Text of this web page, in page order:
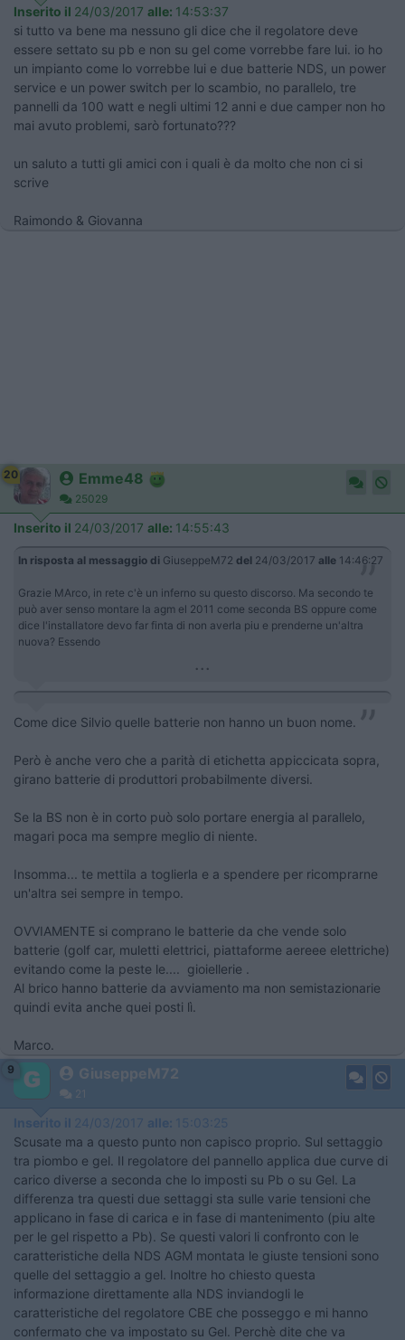
Inserito il 24/03/2017 alle: 14:53:37
si tutto va bene ma nessuno gli dice che il regolatore deve
essere settato su pb e non su gel come vorrebbe fare lui. io ho
un impianto come lo vorrebbe lui e due batterie NDS, un power
service e un power switch per lo scambio, no parallelo, tre
pannelli da 100 watt e negli ultimi 12 anni e due camper non ho
mai avuto problemi, sarò fortunato???
un saluto a tutti gli amici con i quali è da molto che non ci si
scrive
Raimondo & Giovanna
20 Emme48
25029
Inserito il 24/03/2017 alle: 14:55:43
In risposta al messaggio di GiuseppeM72 del 24/03/2017 alle 14:46:27
Grazie MArco, in rete c'è un inferno su questo discorso. Ma secondo te
può aver senso montare la agm el 2011 come seconda BS oppure come
dice l'installatore devo far finta di non averla piu e prenderne un'altra
nuova? Essendo
...
Come dice Silvio quelle batterie non hanno un buon nome.
Però è anche vero che a parità di etichetta appiccicata sopra,
girano batterie di produttori probabilmente diversi.
Se la BS non è in corto può solo portare energia al parallelo,
magari poca ma sempre meglio di niente.
Insomma... te mettila a toglierla e a spendere per ricomprarne
un'altra sei sempre in tempo.
OVVIAMENTE si comprano le batterie da che vende solo
batterie (golf car, muletti elettrici, piattaforme aereee elettriche)
evitando come la peste le.... gioiellerie .
Al brico hanno batterie da avviamento ma non semistazionarie
quindi evita anche quei posti lì.
Marco.
9 GiuseppeM72
21
Inserito il 24/03/2017 alle: 15:03:25
Scusate ma a questo punto non capisco proprio. Sul settaggio
tra piombo e gel. Il regolatore del pannello applica due curve di
carico diverse a seconda che lo imposti su Pb o su Gel. La
differenza tra questi due settaggi sta sulle varie tensioni che
applicano in fase di carica e in fase di mantenimento (piu alte
per le gel rispetto a Pb). Se questi valori li confronto con le
caratteristiche della NDS AGM montata le giuste tensioni sono
quelle del settaggio a gel. Inoltre ho chiesto questa
informazione direttamente alla NDS inviandogli le
caratteristiche del regolatore CBE che posseggo e mi hanno
confermato che va impostato su Gel. Perchè dite che va